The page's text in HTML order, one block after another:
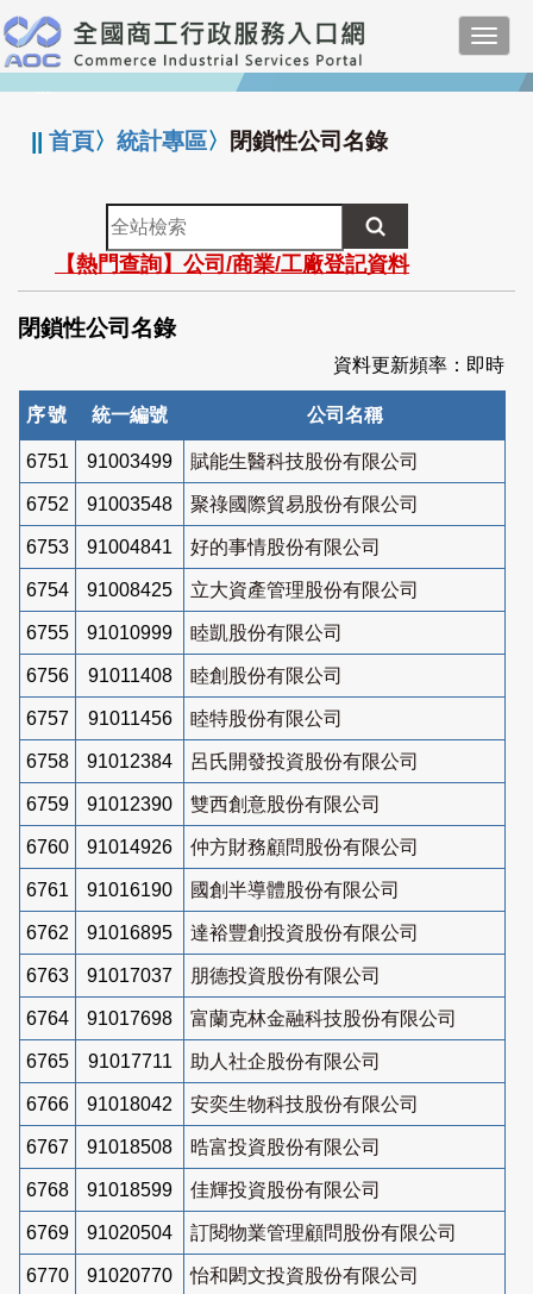
跳
到
主
要
:::
||首頁〉統計專區〉 閉鎖性公司名錄
全
站
檢
索
【熱門查詢】公司/商業/工廠登記資料
閉鎖性公司名錄
資料更新頻率：即時
序號 統一編號 公司名稱
6751 91003499 賦能生醫科技股份有限公司
6752 91003548 聚祿國際貿易股份有限公司
6753 91004841 好的事情股份有限公司
6754 91008425 立大資產管理股份有限公司
6755 91010999 睦凱股份有限公司
6756 91011408 睦創股份有限公司
6757 91011456 睦特股份有限公司
6758 91012384 呂氏開發投資股份有限公司
6759 91012390 雙西創意股份有限公司
6760 91014926 仲方財務顧問股份有限公司
6761 91016190 國創半導體股份有限公司
6762 91016895 達裕豐創投資股份有限公司
6763 91017037 朋德投資股份有限公司
6764 91017698 富蘭克林金融科技股份有限公司
6765 91017711 助人社企股份有限公司
6766 91018042 安奕生物科技股份有限公司
6767 91018508 晧富投資股份有限公司
6768 91018599 佳輝投資股份有限公司
6769 91020504 訂閱物業管理顧問股份有限公司
6770 91020770 怡和閎文投資股份有限公司